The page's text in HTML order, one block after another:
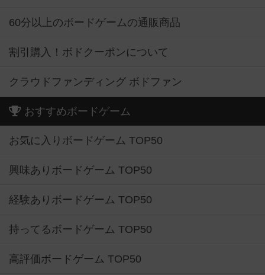
60分以上のボードゲームの通販商品
割引購入！ボドクーポンについて
クラウドファンディング ボドファン
おすすめボードゲーム
お気に入りボードゲーム TOP50
興味ありボードゲーム TOP50
経験ありボードゲーム TOP50
持ってるボードゲーム TOP50
高評価ボードゲーム TOP50